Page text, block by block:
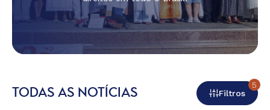
TODAS AS NOTÍCIAS Filtros
5